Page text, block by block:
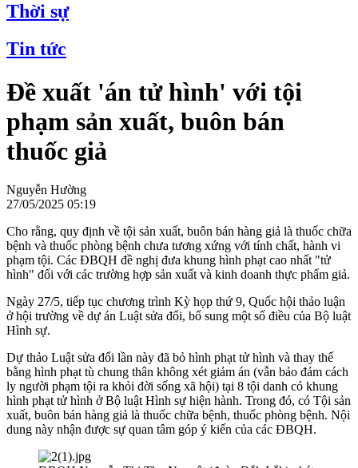
Thời sự
Tin tức
Đề xuất 'án tử hình' với tội
phạm sản xuất, buôn bán
thuốc giả
Nguyễn Hường
27/05/2025 05:19
Cho rằng, quy định về tội sản xuất, buôn bán hàng giả là thuốc chữa
bệnh và thuốc phòng bệnh chưa tương xứng với tính chất, hành vi
phạm tội. Các ĐBQH đề nghị đưa khung hình phạt cao nhất "tử
hình" đối với các trường hợp sản xuất và kinh doanh thực phẩm giả.
Ngày 27/5, tiếp tục chương trình Kỳ họp thứ 9, Quốc hội thảo luận
ở hội trường về dự án Luật sửa đổi, bổ sung một số điều của Bộ luật
Hình sự.
Dự thảo Luật sửa đổi lần này đã bỏ hình phạt tử hình và thay thế
bằng hình phạt tù chung thân không xét giảm án (vẫn bảo đảm cách
ly người phạm tội ra khỏi đời sống xã hội) tại 8 tội danh có khung
hình phạt tử hình ở Bộ luật Hình sự hiện hành. Trong đó, có Tội sản
xuất, buôn bán hàng giả là thuốc chữa bệnh, thuốc phòng bệnh. Nội
dung này nhận được sự quan tâm góp ý kiến của các ĐBQH.